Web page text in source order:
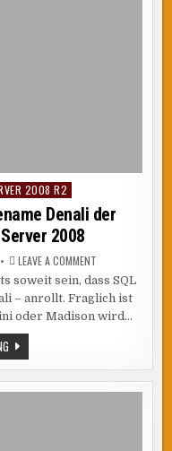
2008 R2
Denali der
2008
LEAVE A COMMENTON
SERVER
2011?
–
CODENAME
DENALI
SQL
2008
soweit sein, dass SQL
– anrollt. Fraglich ist
oder Madison wird…
SQL
SERVER
2011?
–
CODENAME